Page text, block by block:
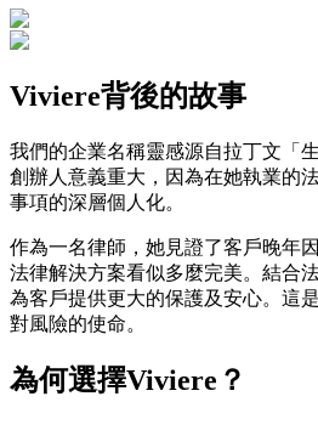
Viviere背後的故事
我們的企業名稱靈感源自拉丁文「
創辦人意義重大，因為在她執業的
事項的深層個人化。
作為一名律師，她見證了客戶晚年
法律解決方案看似多麼完美。結合
為客戶提供更大的保護及安心。這
對風險的使命。
為何選擇Viviere？